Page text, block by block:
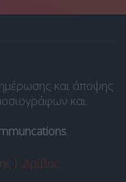
και άποψης
και
.
Ι. Δρίβας.